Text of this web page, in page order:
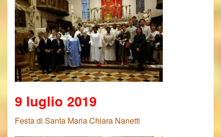
9 luglio 2019
Festa di Santa Maria Chiara Nanetti